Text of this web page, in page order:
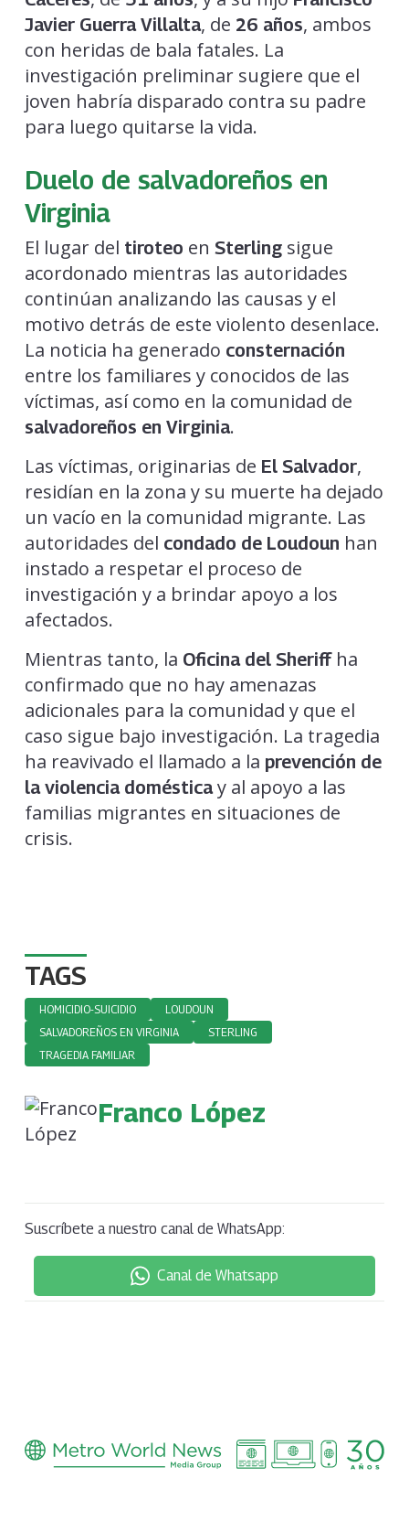
Javier Guerra Villalta, de 26 años, ambos
con heridas de bala fatales. La
investigación preliminar sugiere que el
joven habría disparado contra su padre
para luego quitarse la vida.
Duelo de salvadoreños en
Virginia
El lugar del tiroteo en Sterlingsigue
acordonado mientras las autoridades
continúan analizando las causas y el
motivo detrás de este violento desenlace.
La noticia ha generado consternación
entre los familiares y conocidos de las
víctimas, así como en la comunidad de
salvadoreños en Virginia.
Las víctimas, originarias de El Salvador,
residían en la zona y su muerte ha dejado
un vacío en la comunidad migrante. Las
autoridades del condado de Loudoun han
instado a respetar el proceso de
investigación y a brindar apoyo a los
afectados.
Mientras tanto, la Oficina del Sheriffha
confirmado que no hay amenazas
adicionales para la comunidad y que el
caso sigue bajo investigación. La tragedia
ha reavivado el llamado a la prevención de
la violencia domésticay al apoyo a las
familias migrantes en situaciones de
crisis.
TAGS
HOMICIDIO-SUICIDIO
LOUDOUN
SALVADOREÑOS EN VIRGINIA
STERLING
TRAGEDIA FAMILIAR
Franco López
Suscríbete a nuestro canal de WhatsApp:
Canal de Whatsapp